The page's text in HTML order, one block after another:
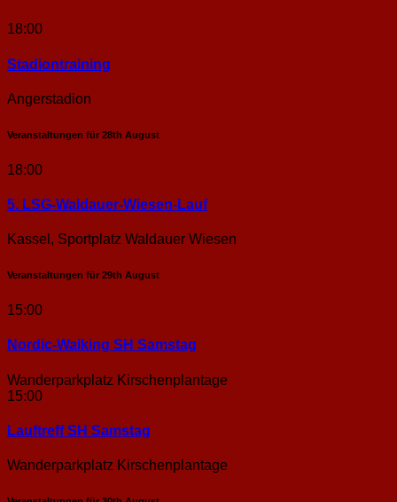
18:00
Stadion­training
Angerstadion
Veranstaltungen für 28th August
18:00
5. LSG-Waldauer-Wiesen-Lauf
Kassel, Sportplatz Waldauer Wiesen
Veranstaltungen für 29th August
15:00
Nordic-Walking SH Samstag
Wanderparkplatz Kirschenplantage
15:00
Lauftreff SH Samstag
Wanderparkplatz Kirschenplantage